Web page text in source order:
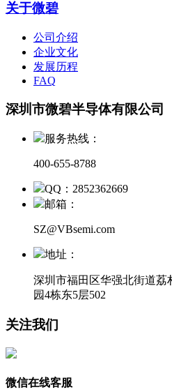
关于微碧
公司介绍
企业文化
发展历程
FAQ
深圳市微碧半导体有限公司
服务热线：
400-655-8788
QQ：2852362669
邮箱：
SZ@VBsemi.com
地址：
深圳市福田区华强北街道荔
园4栋东5层502
关注我们
微信在线客服